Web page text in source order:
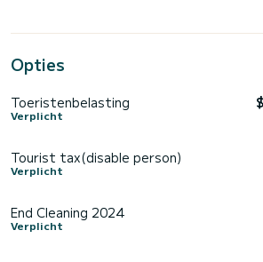
Opties
Toeristenbelasting
Verplicht
Tourist tax(disable person)
Verplicht
End Cleaning 2024
Verplicht